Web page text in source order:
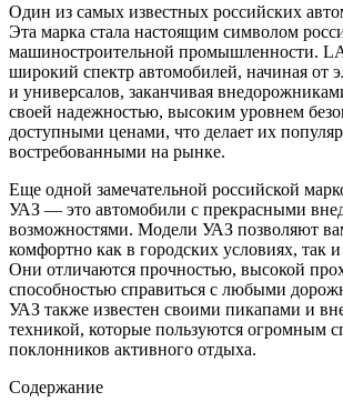
Один из самых известных российских
Эта марка стала настоящим символом
машиностроительной промышленности.
широкий спектр автомобилей, начиная от
и универсалов, заканчивая
своей надежностью, высоким уровнем
доступными ценами, что делает их
востребованными на рынке.
Еще одной замечательной российской
УАЗ — это автомобили с прекрасными
возможностями. Модели УАЗ позволяют
комфортно как в городских условиях, так
Они отличаются прочностью, высокой
способностью справиться с любыми
УАЗ также известен своими пикапами и
техникой, которые пользуются огромным
поклонников активного отдыха.
Содержание